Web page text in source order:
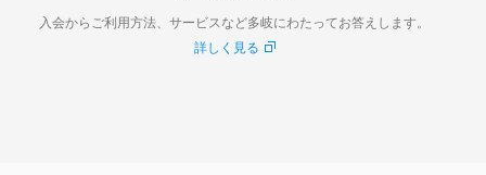
入会からご利用方法、サービスなど多岐にわたってお答えします。
詳しく見る